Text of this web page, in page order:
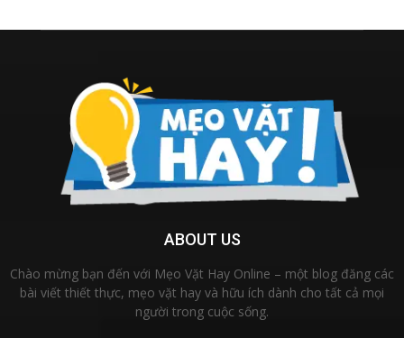
ABOUT US
Chào mừng bạn đến với Mẹo Vặt Hay Online – một blog đăng các
bài viết thiết thực, mẹo vặt hay và hữu ích dành cho tất cả mọi
người trong cuộc sống.